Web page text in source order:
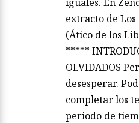
extracto de Los
(Ático de los
*****
OLVIDADOS
desesperar.
completar los
periodo de